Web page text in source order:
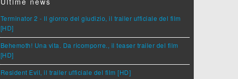
Terminator 2 - Il giorno del giudizio, il trailer ufficiale del film
[HD]
Behemoth! Una vita. Da ricomporre., il teaser trailer del film
[HD]
Resident Evil, il trailer ufficiale del film [HD]